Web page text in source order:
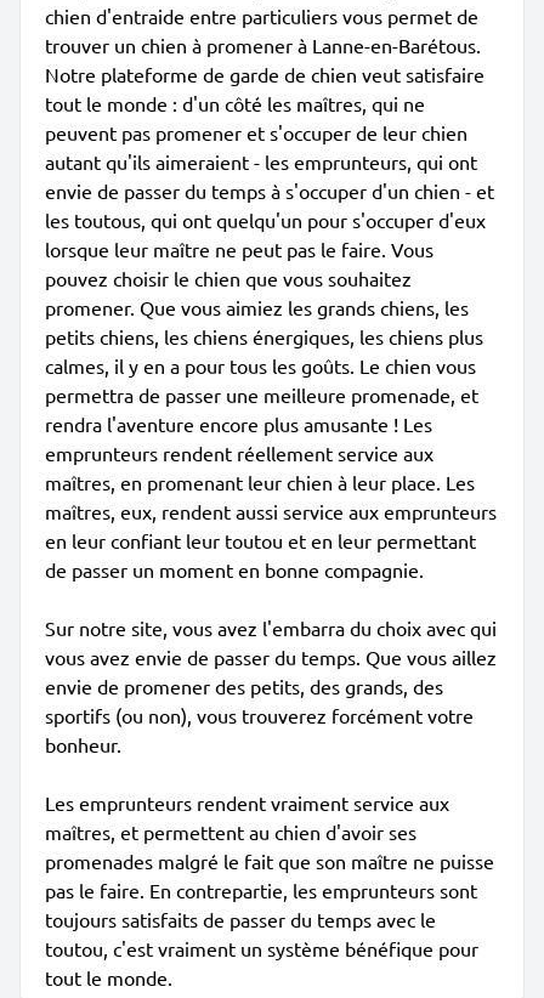
chien d'entraide entre particuliers vous permet de
trouver un chien à promener à Lanne-en-Barétous.
Notre plateforme de garde de chien veut satisfaire
tout le monde : d'un côté les maîtres, qui ne
peuvent pas promener et s'occuper de leur chien
autant qu'ils aimeraient - les emprunteurs, qui ont
envie de passer du temps à s'occuper d'un chien - et
les toutous, qui ont quelqu'un pour s'occuper d'eux
lorsque leur maître ne peut pas le faire. Vous
pouvez choisir le chien que vous souhaitez
promener. Que vous aimiez les grands chiens, les
petits chiens, les chiens énergiques, les chiens plus
calmes, il y en a pour tous les goûts. Le chien vous
permettra de passer une meilleure promenade, et
rendra l'aventure encore plus amusante ! Les
emprunteurs rendent réellement service aux
maîtres, en promenant leur chien à leur place. Les
maîtres, eux, rendent aussi service aux emprunteurs
en leur confiant leur toutou et en leur permettant
de passer un moment en bonne compagnie.
Sur notre site, vous avez l'embarra du choix avec qui
vous avez envie de passer du temps. Que vous aillez
envie de promener des petits, des grands, des
sportifs (ou non), vous trouverez forcément votre
bonheur.
Les emprunteurs rendent vraiment service aux
maîtres, et permettent au chien d'avoir ses
promenades malgré le fait que son maître ne puisse
pas le faire. En contrepartie, les emprunteurs sont
toujours satisfaits de passer du temps avec le
toutou, c'est vraiment un système bénéfique pour
tout le monde.